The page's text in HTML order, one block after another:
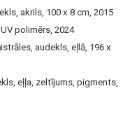
akrils, 100 x 8 cm, 2015
polimērs, 2024
audekls, eļlā, 196 x
eļļa, zeltījums, pigments,